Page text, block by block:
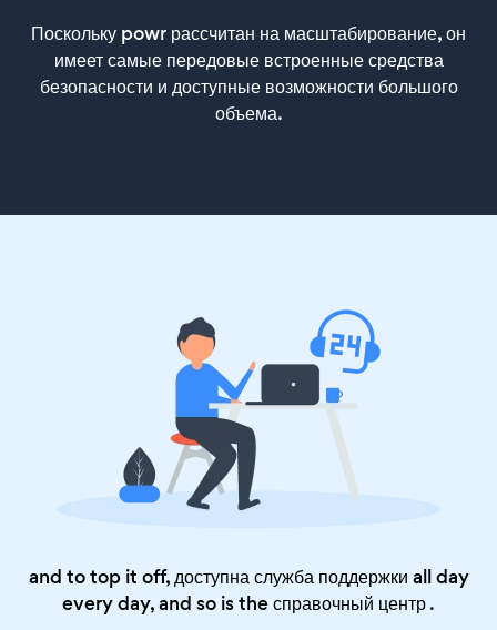
Поскольку powr рассчитан на масштабирование, он
имеет самые передовые встроенные средства
безопасности и доступные возможности большого
объема.
and to top it off, доступна служба поддержки all day
every day, and so is theсправочный центр.